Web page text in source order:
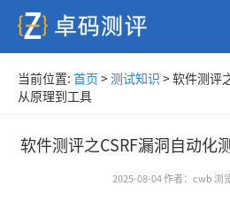
当前位置: 首页 >测试知识 >软件测评
从原理到工具
软件测评之CSRF漏洞自动化
2025-08-04作者： cwb 浏